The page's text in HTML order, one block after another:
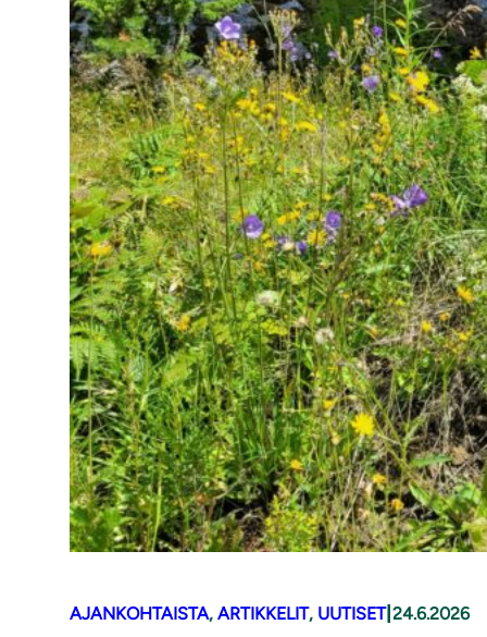
AJANKOHTAISTA, ARTIKKELIT, UUTISET| 24.6.2026